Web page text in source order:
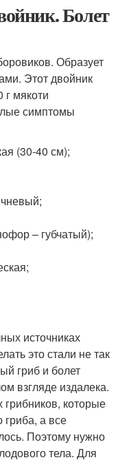
Болет
Образует
Этот двойник
мякоти
симптомы
(30-40 см);
– губчатый);
источниках
это стали не так
гриб и болет
взгляде издалека.
которые
а все
Поэтому нужно
тела. Для